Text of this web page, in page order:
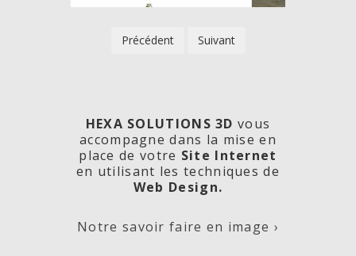
Les
Précédent Suivant
HEXA SOLUTIONS 3D vous
accompagne dans la mise en
place de votre Site Internet
en utilisant les techniques de
Web Design.
Notre savoir faire en image ›